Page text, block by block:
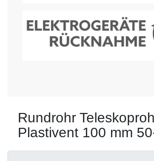
Rundrohr
Plastivent 100 mm